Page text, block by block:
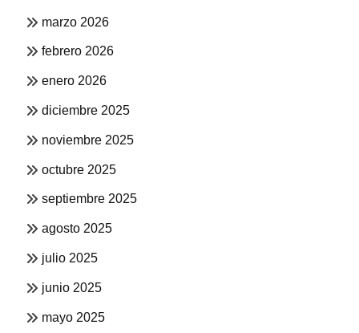
marzo 2026
febrero 2026
enero 2026
diciembre 2025
noviembre 2025
octubre 2025
septiembre 2025
agosto 2025
julio 2025
junio 2025
mayo 2025